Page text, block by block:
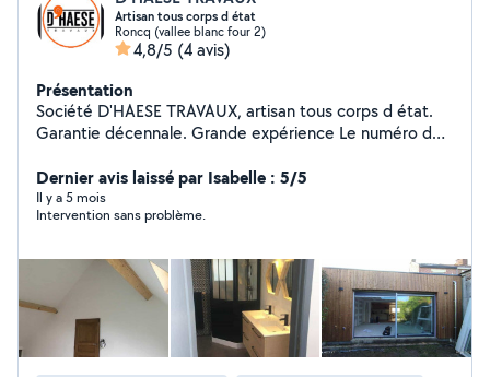
Artisan tous corps d état
Roncq (vallee blanc four 2)
4,8/5 (4 avis)
Présentation
Société D'HAESE TRAVAUX, artisan tous corps d état.
Garantie décennale. Grande expérience Le numéro de
du devis dans les 14 jours légaux de rétractation.
Puisque nous avons été spolié Les chantiers en.photo
sont visitables sur demande.
Dernier avis laissé par Isabelle : 5/5
Il y a 5 mois
Intervention sans problème.